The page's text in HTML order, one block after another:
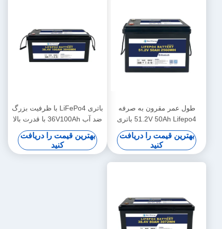
طول عمر مقرون به صرفه
51.2V 50Ah Lifepo4 باتری
3000 چرخه برای سیستم ذخیره
سازی
بهترین قیمت را دریافت
کنید
باتری LiFePo4 با ظرفیت بزرگ
ضد آب 36V100Ah با قدرت بالا
برای وسایل نقلیه الکتریکی
بهترین قیمت را دریافت
کنید